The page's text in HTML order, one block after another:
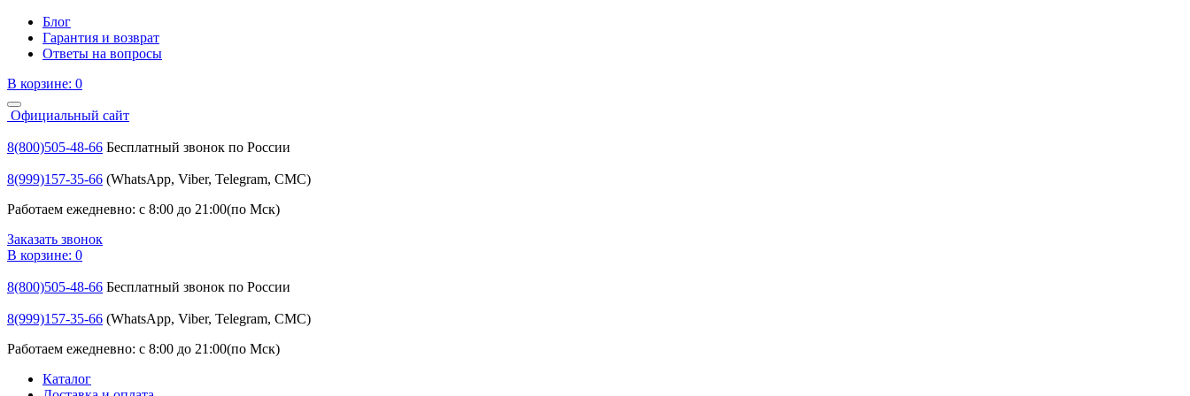
Блог
Гарантия и возврат
Ответы на вопросы
В корзине: 0
Официальный сайт
8(800)505-48-66 Бесплатный звонок по России
8(999)157-35-66 (WhatsApp, Viber, Telegram, СМС)
Работаем ежедневно: с 8:00 до 21:00(по Мск)
Заказать звонок
В корзине: 0
8(800)505-48-66 Бесплатный звонок по России
8(999)157-35-66 (WhatsApp, Viber, Telegram, СМС)
Работаем ежедневно: с 8:00 до 21:00(по Мск)
Каталог